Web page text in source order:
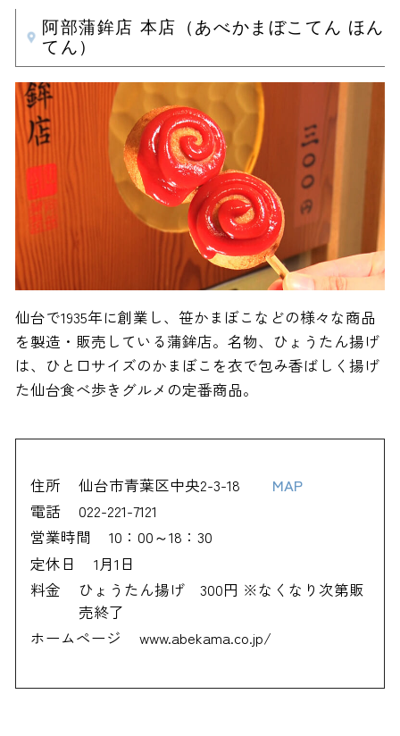
阿部蒲鉾店 本店（あべかまぼこてん ほん
てん）
仙台で1935年に創業し、笹かまぼこなどの様々な商品
を製造・販売している蒲鉾店。名物、ひょうたん揚げ
は、ひと口サイズのかまぼこを衣で包み香ばしく揚げ
た仙台食べ歩きグルメの定番商品。
住所 仙台市青葉区中央2-3-18
MAP
電話
022-221-7121
営業時間
10：00～18：30
定休日
1月1日
料金
ひょうたん揚げ 300円 ※なくなり次第販
売終了
ホームページ
www.abekama.co.jp/